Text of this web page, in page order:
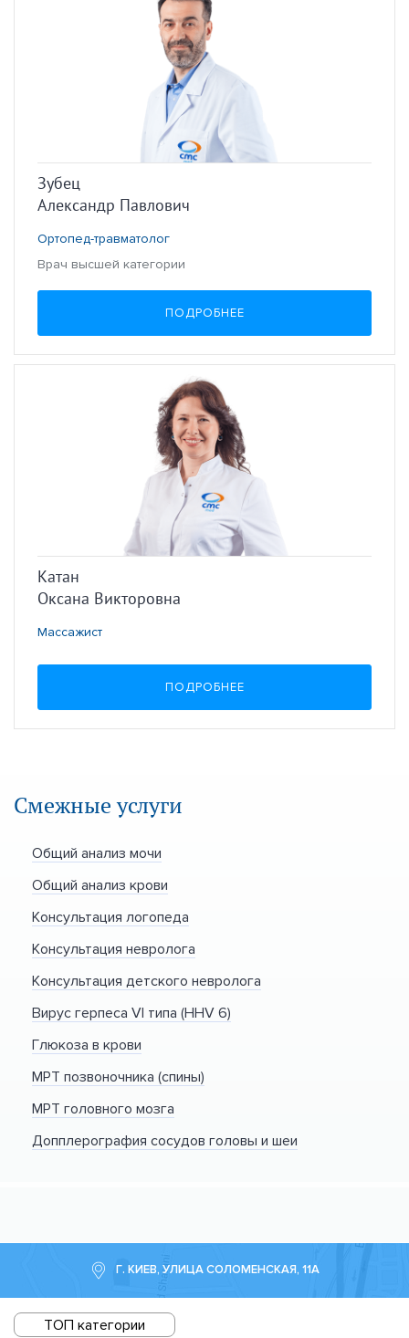
Зубец
Александр Павлович
Ортопед-травматолог
Врач высшей категории
ПОДРОБНЕЕ
Катан
Оксана Викторовна
Массажист
ПОДРОБНЕЕ
Смежные услуги
Общий анализ мочи
Общий анализ крови
Консультация логопеда
Консультация невролога
Консультация детского невролога
Вирус герпеса VI типа (HHV 6)
Глюкоза в крови
МРТ позвоночника (спины)
МРТ головного мозга
Допплерография сосудов головы и шеи
Г. КИЕВ, УЛИЦА СОЛОМЕНСКАЯ, 11А
ТОП категории